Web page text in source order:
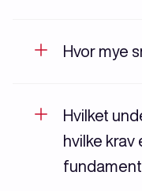
Hvor mye
Hvilket
hvilke krav